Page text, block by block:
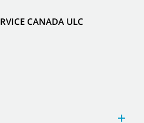
CANADA ULC